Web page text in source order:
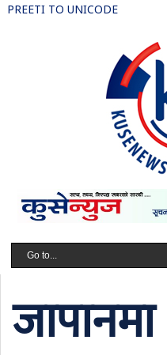
PREETI TO UNICODE